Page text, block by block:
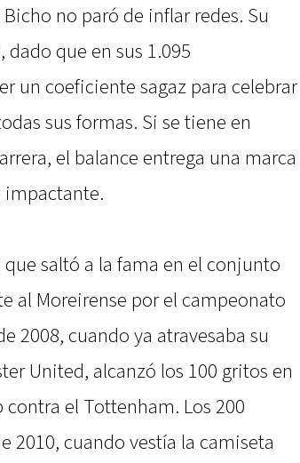
no paró de inflar redes. Su
que en sus 1.095
un coeficiente sagaz para celebrar
sus formas. Si se tiene en
el balance entrega una marca
impactante.
saltó a la fama en el conjunto
al Moreirense por el campeonato
2008, cuando ya atravesaba su
United, alcanzó los 100 gritos en
el Tottenham. Los 200
2010, cuando vestía la camiseta